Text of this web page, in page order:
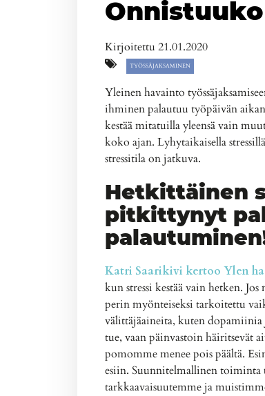
Kirjoitettu 21.01.2020
TYÖSSÄJAKSAMINEN
Yleinen havainto
ihminen palautuu työpäivän
kestää mitatuilla yleensä vain
koko ajan. Lyhytaikaisella
stressitila on jatkuva.
Hetkittäinen
pitkittynyt
Katri Saarikivi kertoo Ylen
kun stressi kestää vain hetken.
perin myönteiseksi tarkoitettu
välittäjäaineita, kuten
tue, vaan päinvastoin häiritsevät
pomomme menee pois päältä.
esiin. Suunnitelmallinen
tarkkaavaisuutemme ja